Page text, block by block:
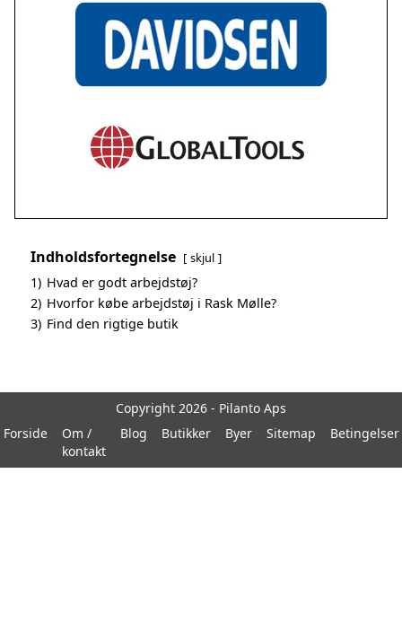
Indholdsfortegnelse skjul
1) Hvad er godt arbejdstøj?
2) Hvorfor købe arbejdstøj i Rask Mølle?
3) Find den rigtige butik
Copyright 2026 - Pilanto Aps
Forside
Om /
kontakt
Blog Butikker Byer Sitemap Betingelser